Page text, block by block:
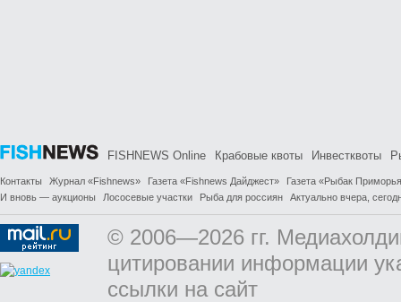
FISHNEWS Online Крабовые квоты Инвестквоты
Контакты Журнал «Fishnews» Газета «Fishnews Дайджест»
Газета «Рыбак
И вновь — аукционы
Лососевые участки Рыба для россиян Актуально вчера,
© 2006—2026 гг.
цитировании информации
ссылки на сайт